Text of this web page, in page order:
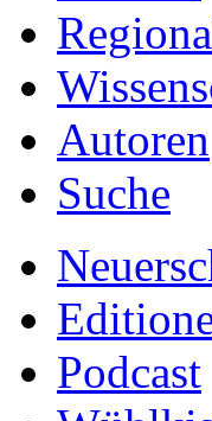
Autoren
Suche
Podcast